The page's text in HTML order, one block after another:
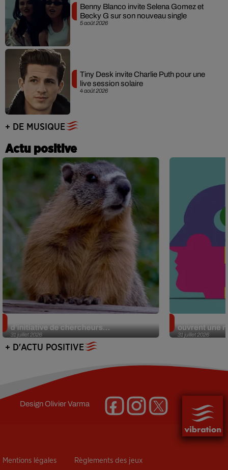
5 août 2026
Benny Blanco invite Selena Gomez et
Becky G sur son nouveau single
4 août 2026
Tiny Desk invite Charlie Puth pour une
live session solaire
+ DE MUSIQUE
Actu positive
31 juillet 2026
d’initiative de chercheurs...
31 juillet 2026
ouvrent une
+ D'ACTU POSITIVE
DesignOlivier Varma
Mentions légales Règlements des jeux